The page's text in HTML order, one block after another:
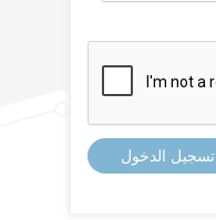
تسجيل الدخول